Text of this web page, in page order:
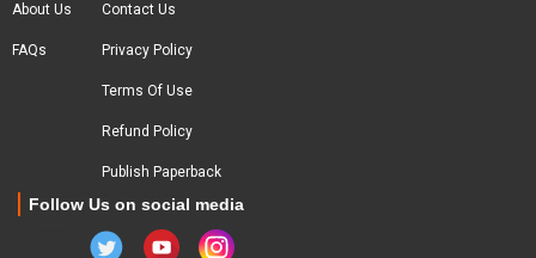
About Us
FAQs
Contact Us
Privacy Policy
Terms Of Use
Refund Policy
Publish Paperback
Follow Us on social media